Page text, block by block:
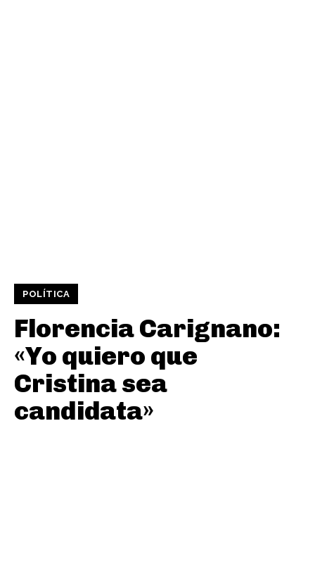
POLÍTICA
Florencia Carignano:
«Yo quiero que
Cristina sea
candidata»